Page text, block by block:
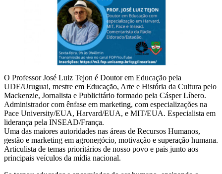
O Professor José Luiz Tejon é Doutor em Educação pela
UDE/Uruguai, mestre em Educação, Arte e História da Cultura pelo
Mackenzie, Jornalista e Publicitário formado pela Cásper Líbero.
Administrador com ênfase em marketing, com especializações na
Pace University/EUA, Harvard/EUA, e MIT/EUA. Especialista em
liderança pela INSEAD/França.
Uma das maiores autoridades nas áreas de Recursos Humanos,
gestão e marketing em agronegócio, motivação e superação humana.
Articulista de temas prioritários de nosso povo e pais junto aos
principais veículos da mídia nacional.